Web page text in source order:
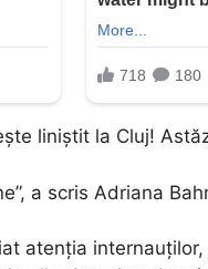
liniștit la Cluj!
a scris Adriana
atenția